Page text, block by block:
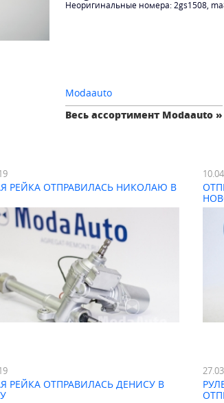
Неоригинальные номера: 2gs1508,
Modaauto
Весь ассортимент Modaauto »
РЕЙКА ОТПРАВИЛАСЬ НИКОЛАЮ В
РЕЙКА ОТПРАВИЛАСЬ ДЕНИСУ В